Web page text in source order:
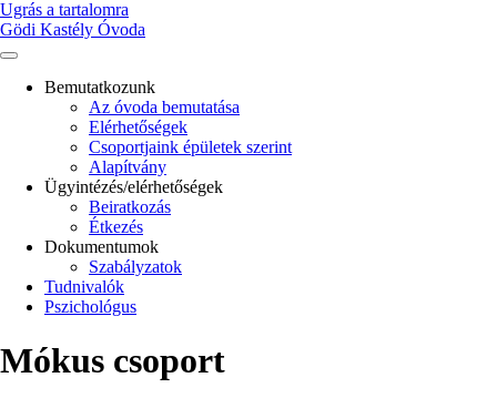
Ugrás a tartalomra
Gödi Kastély Óvoda
Bemutatkozunk
Az óvoda bemutatása
Elérhetőségek
Csoportjaink épületek szerint
Alapítvány
Ügyintézés/elérhetőségek
Beiratkozás
Étkezés
Dokumentumok
Szabályzatok
Tudnivalók
Pszichológus
Mókus csoport